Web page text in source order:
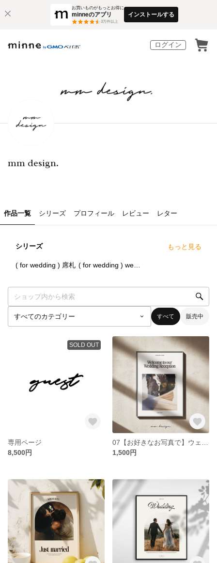
お買いものがもっとお得に
minneのアプリ
3万件以上
インストールする
ログイン
mm design.
作品一覧 シリーズ プロフィール レビュー レター
シリーズ もっと見る
( for wedding ) 席札
すべて 販売中
SOLD OUT
専用ページ
8,500円
1,500円